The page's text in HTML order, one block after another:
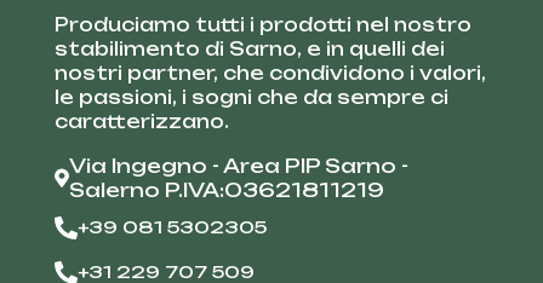
Produciamo tutti i prodotti nel nostro
stabilimento di Sarno, e in quelli dei
nostri partner, che condividono i valori,
le passioni, i sogni che da sempre ci
caratterizzano.
Via Ingegno - Area PIP Sarno -
Salerno P.IVA:03621811219
+39 081 5302305
+31 229 707 509